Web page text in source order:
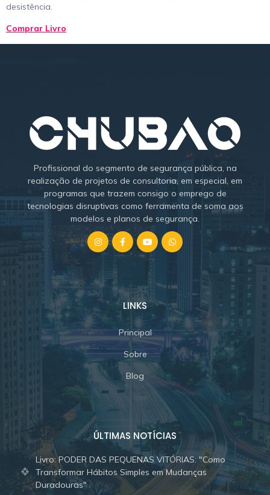
desistência.
Comprar Livro
Profissional do segmento de segurança pública, na
realização de projetos de consultoria, em especial, em
programas que trazem consigo o emprego de
tecnologias disruptivas como ferramenta de soma aos
modelos e planos de segurança.
LINKS
Principal
Sobre
Blog
ÚLTIMAS NOTÍCIAS
Livro: PODER DAS PEQUENAS VITÓRIAS: "Como
Transformar Hábitos Simples em Mudanças
Duradouras"